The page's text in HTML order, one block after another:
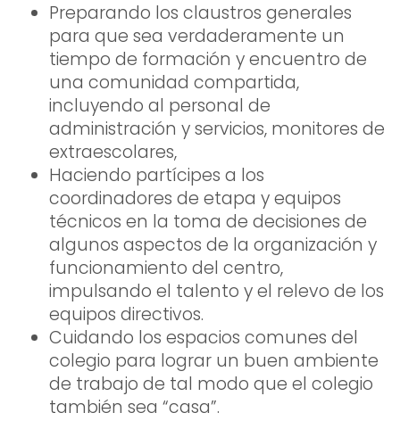
Preparando los claustros generales
para que sea verdaderamente un
tiempo de formación y encuentro de
una comunidad compartida,
incluyendo al personal de
administración y servicios, monitores de
extraescolares,
Haciendo partícipes a los
coordinadores de etapa y equipos
técnicos en la toma de decisiones de
algunos aspectos de la organización y
funcionamiento del centro,
impulsando el talento y el relevo de los
equipos directivos.
Cuidando los espacios comunes del
colegio para lograr un buen ambiente
de trabajo de tal modo que el colegio
también sea “casa”.